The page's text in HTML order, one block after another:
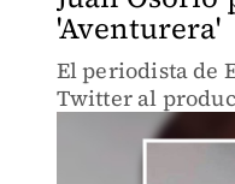
'Aventurera'
El periodista de
Twitter al